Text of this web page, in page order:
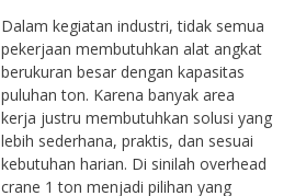
Dalam kegiatan industri, tidak semua
pekerjaan membutuhkan alat angkat
berukuran besar dengan kapasitas
puluhan ton. Karena banyak area
kerja justru membutuhkan solusi yang
lebih sederhana, praktis, dan sesuai
kebutuhan harian. Di sinilah overhead
crane 1 ton menjadi pilihan yang